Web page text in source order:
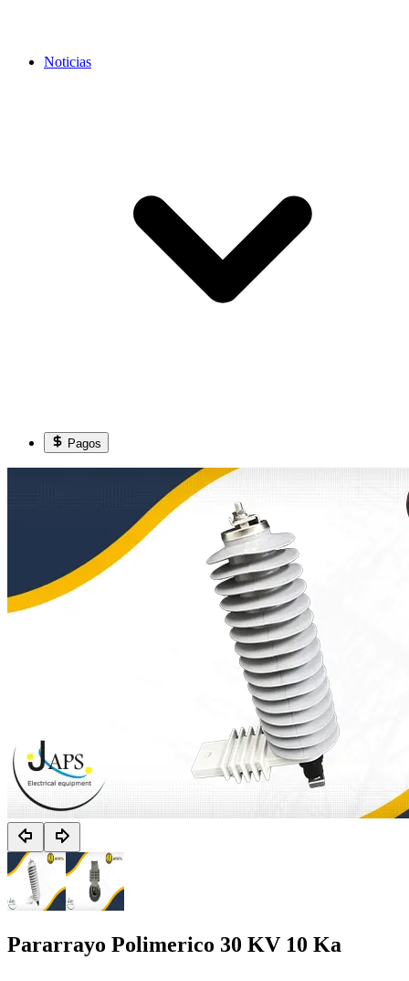
Noticias
Pagos
Pararrayo Polimerico 30 KV 10 Ka